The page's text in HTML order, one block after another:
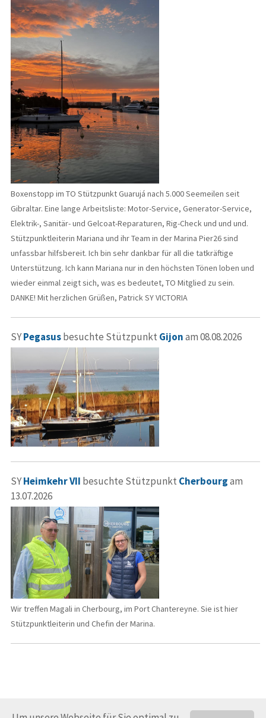
Boxenstopp im TO Stützpunkt Guarujá nach 5.000 Seemeilen seit
Gibraltar. Eine lange Arbeitsliste: Motor-Service, Generator-Service,
Elektrik-, Sanitär- und Gelcoat-Reparaturen, Rig-Check und und und.
Stützpunktleiterin Mariana und ihr Team in der Marina Pier26 sind
unfassbar hilfsbereit. Ich bin sehr dankbar für all die tatkräftige
Unterstützung. Ich kann Mariana nur in den höchsten Tönen loben und
wieder einmal zeigt sich, was es bedeutet, TO Mitglied zu sein.
DANKE! Mit herzlichen Grüßen, Patrick SY VICTORIA
SYPegasusbesuchte Stützpunkt Gijonam 08.08.2026
SYHeimkehr VII besuchte Stützpunkt Cherbourgam
13.07.2026
Wir treffen Magali in Cherbourg, im Port Chantereyne. Sie ist hier
Stützpunktleiterin und Chefin der Marina.